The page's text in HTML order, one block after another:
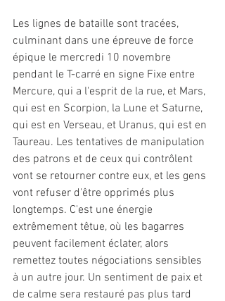
Les lignes de bataille sont tracées,
culminant dans une épreuve de force
épique le mercredi 10 novembre
pendant le T-carré en signe Fixe entre
Mercure, qui a l'esprit de la rue, et Mars,
qui est en Scorpion, la Lune et Saturne,
qui est en Verseau, et Uranus, qui est en
Taureau. Les tentatives de manipulation
des patrons et de ceux qui contrôlent
vont se retourner contre eux, et les gens
vont refuser d'être opprimés plus
longtemps. C'est une énergie
extrêmement têtue, où les bagarres
peuvent facilement éclater, alors
remettez toutes négociations sensibles
à un autre jour. Un sentiment de paix et
de calme sera restauré pas plus tard